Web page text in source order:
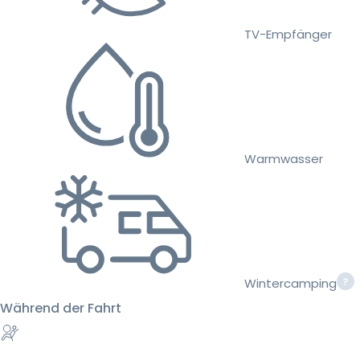
TV-Empfänger
Warmwasser
Wintercamping
Während der Fahrt